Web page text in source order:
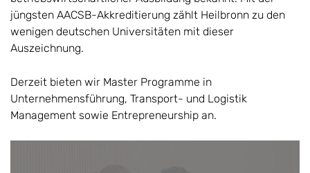
jüngsten AACSB-Akkreditierung zählt Heilbronn zu den
wenigen deutschen Universitäten mit dieser
Auszeichnung.
Derzeit bieten wir Master Programme in
Unternehmensführung, Transport- und Logistik
Management sowie Entrepreneurship an.